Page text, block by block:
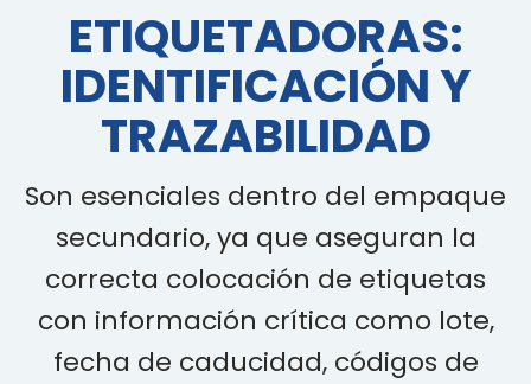
ETIQUETADORAS:
IDENTIFICACIÓN Y
TRAZABILIDAD
Son esenciales dentro del empaque
secundario, ya que aseguran la
correcta colocación de etiquetas
con información crítica como lote,
fecha de caducidad, códigos de